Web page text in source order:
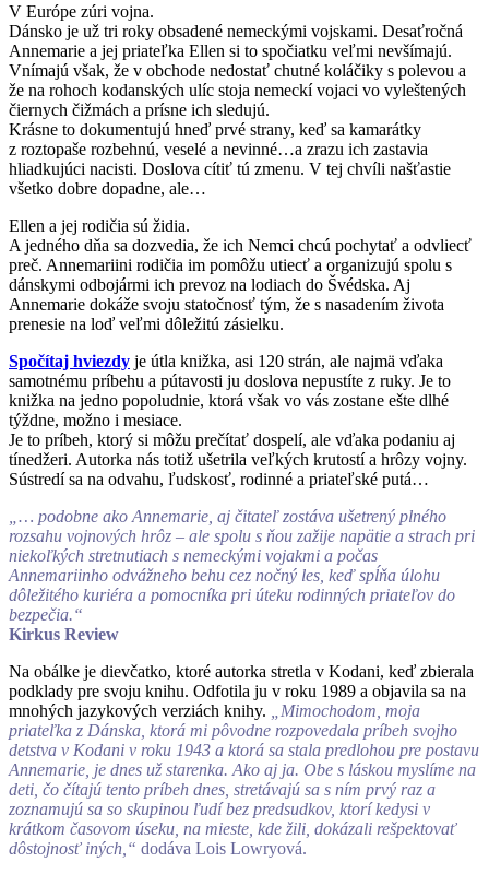
V Európe zúri vojna.
Dánsko je už tri roky obsadené nemeckými vojskami. Desaťročná
Annemarie a jej priateľka Ellen si to spočiatku veľmi nevšímajú.
Vnímajú však, že v obchode nedostať chutné koláčiky s polevou a
že na rohoch kodanských ulíc stoja nemeckí vojaci vo vyleštených
čiernych čižmách a prísne ich sledujú.
Krásne to dokumentujú hneď prvé strany, keď sa kamarátky
z roztopaše rozbehnú, veselé a nevinné…a zrazu ich zastavia
hliadkujúci nacisti. Doslova cítiť tú zmenu. V tej chvíli našťastie
všetko dobre dopadne, ale…
Ellen a jej rodičia sú židia.
A jedného dňa sa dozvedia, že ich Nemci chcú pochytať a odvliecť
preč. Annemariini rodičia im pomôžu utiecť a organizujú spolu s
dánskymi odbojármi ich prevoz na lodiach do Švédska. Aj
Annemarie dokáže svoju statočnosť tým, že s nasadením života
prenesie na loď veľmi dôležitú zásielku.
Spočítaj hviezdy je útla knižka, asi 120 strán, ale najmä vďaka
samotnému príbehu a pútavosti ju doslova nepustíte z ruky. Je to
knižka na jedno popoludnie, ktorá však vo vás zostane ešte dlhé
týždne, možno i mesiace.
Je to príbeh, ktorý si môžu prečítať dospelí, ale vďaka podaniu aj
tínedžeri. Autorka nás totiž ušetrila veľkých krutostí a hrôzy vojny.
Sústredí sa na odvahu, ľudskosť, rodinné a priateľské putá…
„… podobne ako Annemarie, aj čitateľ zostáva ušetrený plného
rozsahu vojnových hrôz – ale spolu s ňou zažije napätie a strach pri
niekoľkých stretnutiach s nemeckými vojakmi a počas
Annemariinho odvážneho behu cez nočný les, keď spĺňa úlohu
dôležitého kuriéra a pomocníka pri úteku rodinných priateľov do
bezpečia.“
Kirkus Review
Na obálke je dievčatko, ktoré autorka stretla v Kodani, keď zbierala
podklady pre svoju knihu. Odfotila ju v roku 1989 a objavila sa na
mnohých jazykových verziách knihy.
„Mimochodom, moja
priateľka z Dánska, ktorá mi pôvodne rozpovedala príbeh svojho
detstva v Kodani v roku 1943 a ktorá sa stala predlohou pre postavu
Annemarie, je dnes už starenka. Ako aj ja. Obe s láskou myslíme na
deti, čo čítajú tento príbeh dnes, stretávajú sa s ním prvý raz a
zoznamujú sa so skupinou ľudí bez predsudkov, ktorí kedysi v
krátkom časovom úseku, na mieste, kde žili, dokázali rešpektovať
dôstojnosť iných,“ dodáva Lois Lowryová.